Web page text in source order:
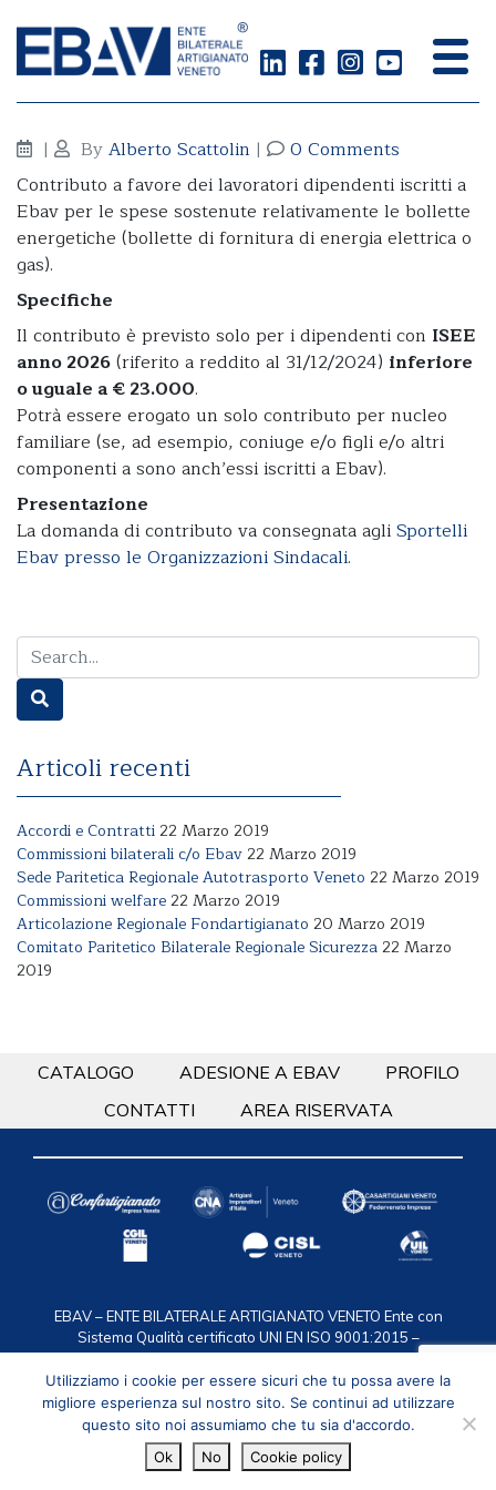
Bollette Energia dipendenti
| ByAlberto Scattolin |
0 Comments
Contributo a favore dei lavoratori dipendenti iscritti a
Ebav per le spese sostenute relativamente le bollette
energetiche (bollette di fornitura di energia elettrica o
gas).
Specifiche
Il contributo è previsto solo per i dipendenti con ISEE
anno 2026(riferito a reddito al 31/12/2024) inferiore
o uguale a € 23.000.
Potrà essere erogato un solo contributo per nucleo
familiare (se, ad esempio, coniuge e/o figli e/o altri
componenti a sono anch’essi iscritti a Ebav).
Presentazione
La domanda di contributo va consegnata agliSportelli
Ebav presso le Organizzazioni Sindacali.
Articoli recenti
Accordi e Contratti22 Marzo 2019
Commissioni bilaterali c/o Ebav22 Marzo 2019
Sede Paritetica Regionale Autotrasporto Veneto 22 Marzo 2019
Commissioni welfare22 Marzo 2019
Articolazione Regionale Fondartigianato 20 Marzo 2019
Comitato Paritetico Bilaterale Regionale Sicurezza22 Marzo
2019
CATALOGO ADESIONE A EBAV
PROFILO
CONTATTI
AREA RISERVATA
EBAV – ENTE BILATERALE ARTIGIANATO VENETO Ente con
Sistema Qualità certificato UNI EN ISO 9001:2015 –
Certificazione n. 50 100 2119via F.lli Bandiera 35, 30175
Marghera VE / C.F. 94016950274 / T. 041.2584911 /
segreteria@ebav.itPrivacy /Cookie policy
© 2026Ebav
Utilizziamo i cookie per essere sicuri che tu possa avere la
migliore esperienza sul nostro sito. Se continui ad utilizzare
questo sito noi assumiamo che tu sia d'accordo.
Ok
No Cookie policy